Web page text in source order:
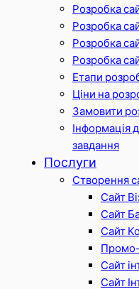
Розробка
Розробка
Розробка
Розробка
Етапи
Ціни на
Замовити
Інформація
завдання
Послуги
Створення
Сайт
Сайт
Сайт
Сайт
Сайт